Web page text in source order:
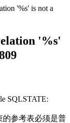
'%s' is not a
'%s'
SQLSTATE:
的参考表必须是普